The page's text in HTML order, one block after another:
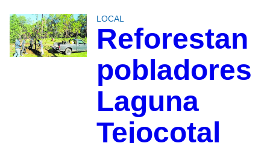
LOCAL
Reforestan
pobladores
Laguna
Tejocotal